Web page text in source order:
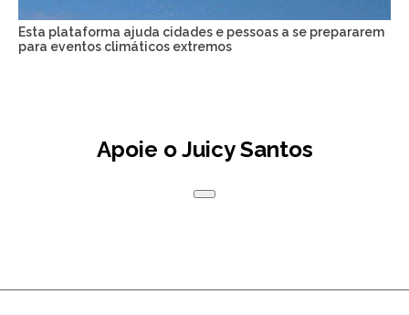
Esta plataforma ajuda cidades e pessoas a se prepararem
para eventos climáticos extremos
Apoie o Juicy Santos